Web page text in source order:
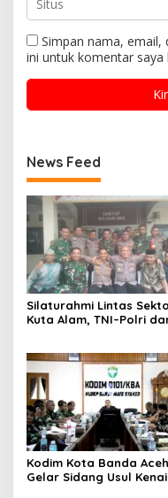
Simpan nama, email,
ini untuk komentar saya
News Feed
Silaturahmi Lintas
Kuta Alam, TNI–Polri
Kodim Kota Banda Aceh
Gelar Sidang Usul